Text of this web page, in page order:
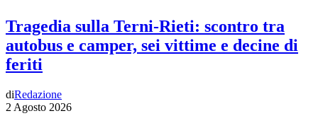
Tragedia sulla Terni-Rieti: scontro tra
autobus e camper, sei vittime e decine di
feriti
diRedazione
2 Agosto 2026